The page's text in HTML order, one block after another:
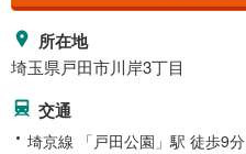
所在地
埼玉県戸田市川岸3丁目
交通
埼京線 「戸田公園」駅 徒歩9分